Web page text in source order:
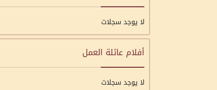
لا يوجد سجلات
أفلام عائلة العمل
لا يوجد سجلات